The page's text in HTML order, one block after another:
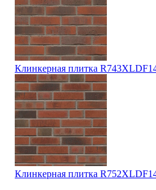
Клинкерная плитка
Клинкерная плитка